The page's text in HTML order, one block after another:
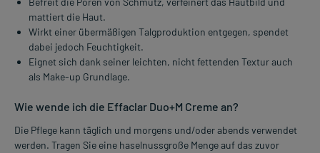
mattiert die Haut.
Wirkt einer übermäßigen Talgproduktion entgegen, spendet
dabei jedoch Feuchtigkeit.
Eignet sich dank seiner leichten, nicht fettenden Textur auch
als Make-up Grundlage.
Wie wende ich die Effaclar Duo+M Creme an?
Die Pflege kann täglich und morgens und/oder abends verwendet
werden. Tragen Sie eine haselnussgroße Menge auf das zuvor